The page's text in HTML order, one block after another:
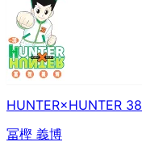
HUNTER×HUNTER 38
冨樫 義博